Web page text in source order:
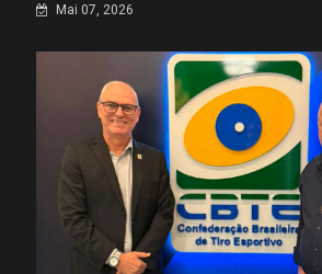
Mai 07, 2026